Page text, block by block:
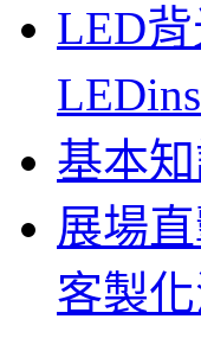
LED
基本
展場
客製